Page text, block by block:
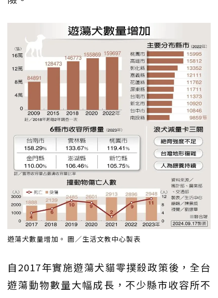
遊蕩犬數量增加。 圖／生活文教中心製表
自2017年實施遊蕩犬貓零撲殺政策後，全台
遊蕩動物數量大幅成長，不少縣市收容所不